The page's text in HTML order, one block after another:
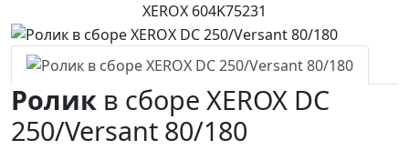
XEROX 604K75231
Ролик в сборе XEROX DC
250/Versant 80/180